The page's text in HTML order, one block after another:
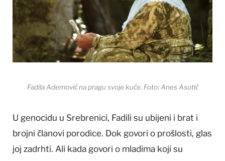
Fadila Ademović na pragu svoje kuće. Foto: Anes Asotić
U genocidu u Srebrenici, Fadili su ubijeni i brat i
brojni članovi porodice. Dok govori o prošlosti, glas
joj zadrhti. Ali kada govori o mladima koji su